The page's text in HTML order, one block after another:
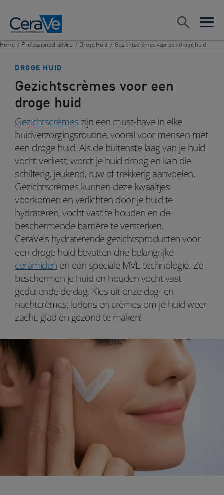
open
open
Zoeken
Home / Professioneel advies / Droge Huid / Gezichtscrèmes voor een droge huid
DROGE HUID
Gezichtscrèmes voor een
droge huid
Gezichtscrèmes zijn een must-have in elke
huidverzorgingsroutine, vooral voor mensen met
een droge huid. Als de buitenste laag van je huid
vocht verliest, wordt je huid droog en kan die
schilferig, jeukend, ruw of trekkerig aanvoelen.
Gezichtscrèmes kunnen deze kwaaltjes
voorkomen en verlichten door je huid te
hydrateren, vocht vast te houden en de
beschermende barrière te versterken.
CeraVe’s hydraterende gezichtsproducten voor
een droge huid bevatten drie belangrijke
ceramiden en een speciale MVE-technologie. Ze
beschermen je huid en houden vocht vast
gedurende de dag. Kies uit onze dag- en
nachtcrèmes, lotions en crèmes om je huid weer
zacht, glad en gezond te maken!